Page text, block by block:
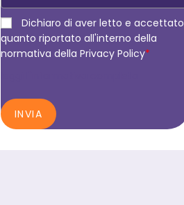
Dichiaro di aver letto e accettato
quanto riportato all'interno della
normativa della Privacy Policy*
INVIA